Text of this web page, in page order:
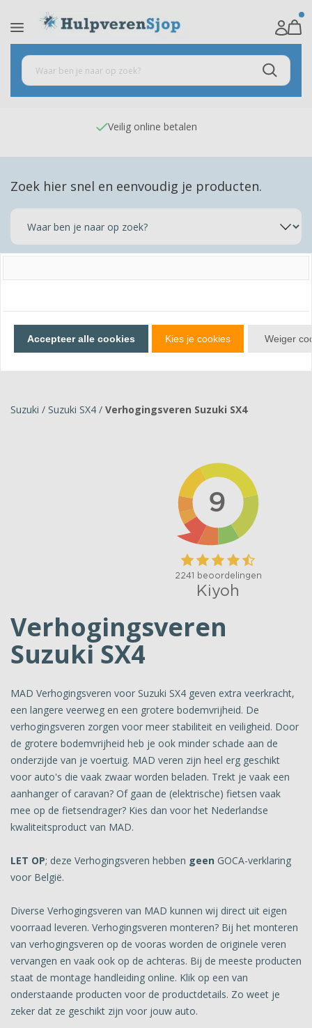
Veilig online betalen
Zoek hier snel en eenvoudig je producten.
Bekijk producten
Suzuki / Suzuki SX4 / Verhogingsveren Suzuki SX4
Verhogingsveren
Suzuki SX4
MAD Verhogingsveren voor Suzuki SX4 geven extra veerkracht,
een langere veerweg en een grotere bodemvrijheid. De
verhogingsveren zorgen voor meer stabiliteit en veiligheid. Door
de grotere bodemvrijheid heb je ook minder schade aan de
onderzijde van je voertuig. MAD veren zijn heel erg geschikt
voor auto's die vaak zwaar worden beladen. Trekt je vaak een
aanhanger of caravan? Of gaan de (elektrische) fietsen vaak
mee op de fietsendrager? Kies dan voor het Nederlandse
kwaliteitsproduct van MAD.
LET OP; deze Verhogingsveren hebben geen GOCA-verklaring
voor België.
Diverse Verhogingsveren van MAD kunnen wij direct uit eigen
voorraad leveren. Verhogingsveren monteren? Bij het monteren
van verhogingsveren op de vooras worden de originele veren
vervangen en vaak ook op de achteras. Bij de meeste producten
staat de montage handleiding online. Klik op een van
onderstaande producten voor de productdetails. Zo weet je
zeker dat ze geschikt zijn voor jouw auto.
Accepteer alle cookies Kies je cookies Weiger